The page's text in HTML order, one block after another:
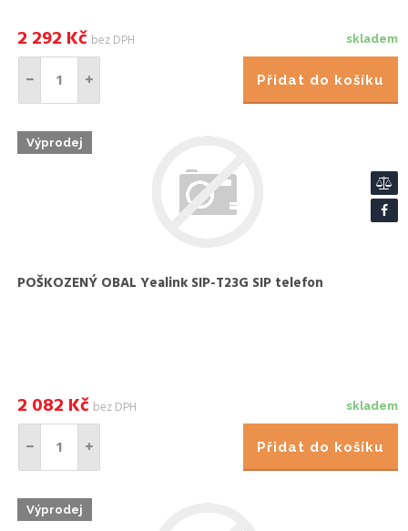
skladem
2 292 Kč bez DPH
Přidat do košíku
POŠKOZENÝ OBAL Yealink SIP-T23G SIP telefon
skladem
2 082 Kč bez DPH
Přidat do košíku
Výprodej
Výprodej